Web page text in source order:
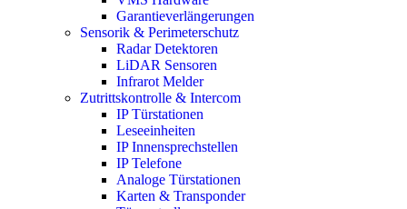
Garantieverlängerungen
Sensorik & Perimeterschutz
Radar Detektoren
LiDAR Sensoren
Infrarot Melder
Zutrittskontrolle & Intercom
IP Türstationen
Leseeinheiten
IP Innensprechstellen
IP Telefone
Analoge Türstationen
Karten & Transponder